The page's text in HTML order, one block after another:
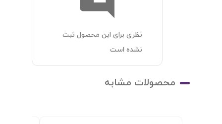
نظری برای این محصول ثبت
نشده است
محصولات مشابه